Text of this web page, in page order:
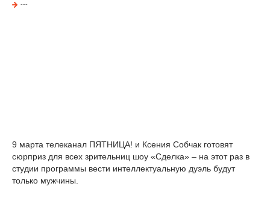
---
9 марта телеканал ПЯТНИЦА! и Ксения Собчак готовят
сюрприз для всех зрительниц шоу «Сделка» – на этот раз в
студии программы вести интеллектуальную дуэль будут
только мужчины.